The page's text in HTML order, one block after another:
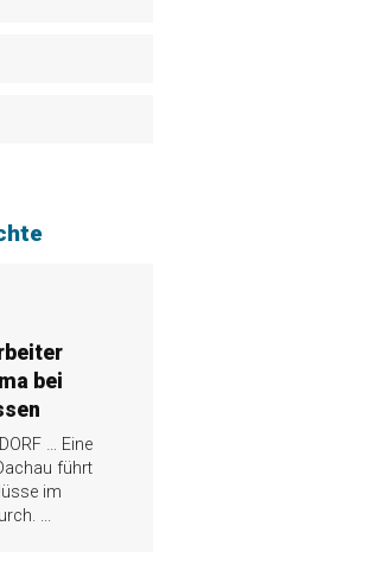
bei
… Eine
führt
im
...